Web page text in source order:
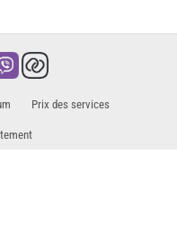
​Prix des services